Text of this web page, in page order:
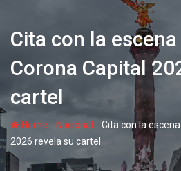
Cita con la
Corona Capital
cartel
Home - Nacional -Cita con la
2026 revela su cartel